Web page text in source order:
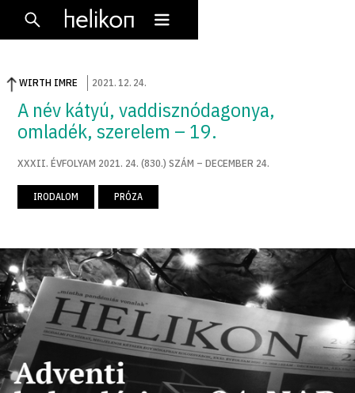
WIRTH IMRE 2021. 12. 24.
A név kátyú, vaddisznódagonya,
omladék, szerelem – 19.
XXXII. ÉVFOLYAM 2021. 24. (830.) SZÁM – DECEMBER 24.
IRODALOM PRÓZA